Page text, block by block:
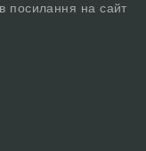
посилання на сайт